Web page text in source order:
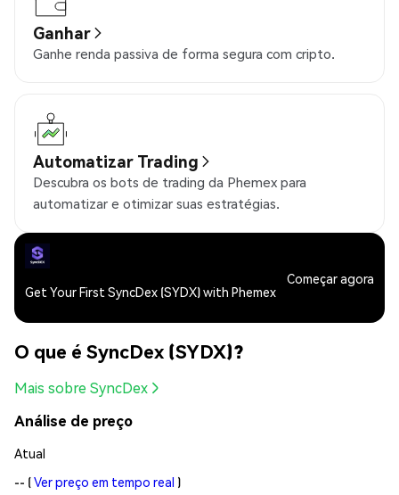
Ganhar
Ganhe renda passiva de forma segura com cripto.
Automatizar Trading
Descubra os bots de trading da Phemex para
automatizar e otimizar suas estratégias.
Get Your First SyncDex (SYDX) with Phemex
Começar agora
O que é SyncDex (SYDX)?
Mais sobre SyncDex
Análise de preço
Atual
-- (Ver preço em tempo real )